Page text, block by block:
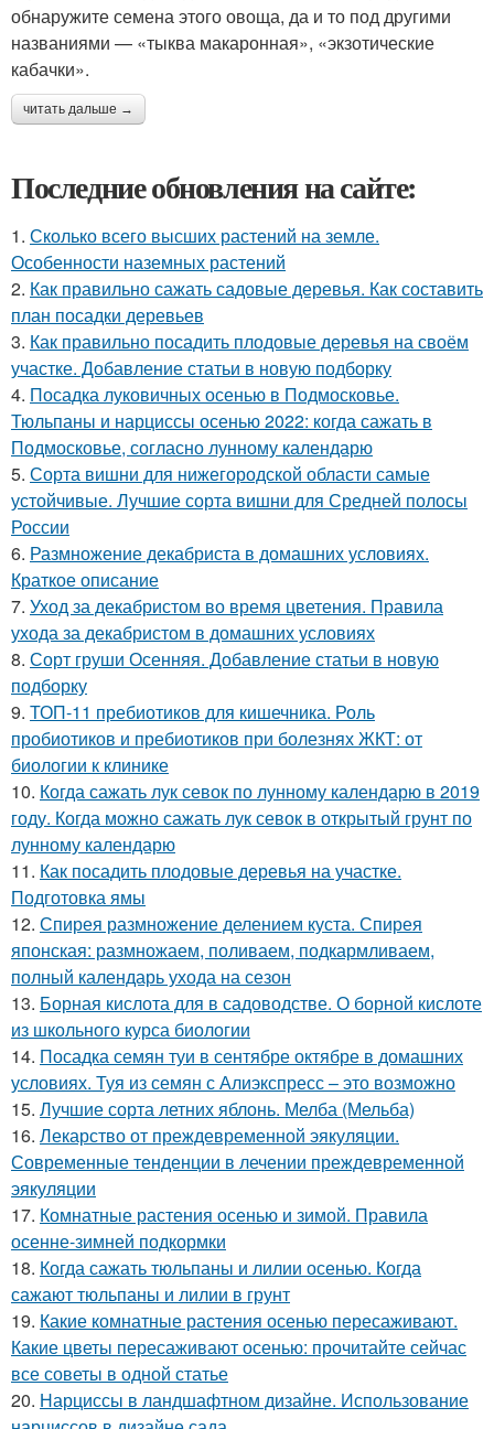
обнаружите семена этого овоща, да и то под другими
названиями — «тыква макаронная», «экзотические
кабачки».
читать дальше →
Последние обновления на сайте:
1. Сколько всего высших растений на земле.
Особенности наземных растений
2. Как правильно сажать садовые деревья. Как составить
план посадки деревьев
3. Как правильно посадить плодовые деревья на своём
участке. Добавление статьи в новую подборку
4. Посадка луковичных осенью в Подмосковье.
Тюльпаны и нарциссы осенью 2022: когда сажать в
Подмосковье, согласно лунному календарю
5. Сорта вишни для нижегородской области самые
устойчивые. Лучшие сорта вишни для Средней полосы
России
6. Размножение декабриста в домашних условиях.
Краткое описание
7. Уход за декабристом во время цветения. Правила
ухода за декабристом в домашних условиях
8. Сорт груши Осенняя. Добавление статьи в новую
подборку
9. ТОП-11 пребиотиков для кишечника. Роль
пробиотиков и пребиотиков при болезнях ЖКТ: от
биологии к клинике
10. Когда сажать лук севок по лунному календарю в 2019
году. Когда можно сажать лук севок в открытый грунт по
лунному календарю
11. Как посадить плодовые деревья на участке.
Подготовка ямы
12. Спирея размножение делением куста. Спирея
японская: размножаем, поливаем, подкармливаем,
полный календарь ухода на сезон
13. Борная кислота для в садоводстве. О борной кислоте
из школьного курса биологии
14. Посадка семян туи в сентябре октябре в домашних
условиях. Туя из семян с Алиэкспресс – это возможно
15. Лучшие сорта летних яблонь. Мелба (Мельба)
16. Лекарство от преждевременной эякуляции.
Современные тенденции в лечении преждевременной
эякуляции
17. Комнатные растения осенью и зимой. Правила
осенне-зимней подкормки
18. Когда сажать тюльпаны и лилии осенью. Когда
сажают тюльпаны и лилии в грунт
19. Какие комнатные растения осенью пересаживают.
Какие цветы пересаживают осенью: прочитайте сейчас
все советы в одной статье
20. Нарциссы в ландшафтном дизайне. Использование